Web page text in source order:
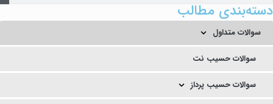
دسته‌بندی مطالب
سوالات متداول
سوالات حسیب نت
سوالات حسیب پرداز